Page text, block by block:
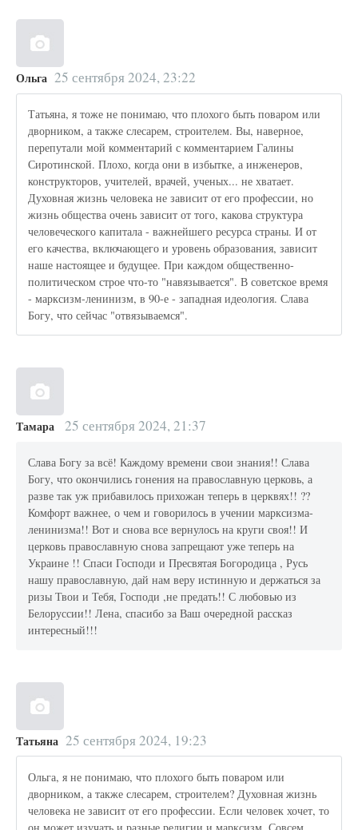
Ольга 25 сентября 2024, 23:22
Татьяна, я тоже не понимаю, что плохого быть поваром или
дворником, а также слесарем, строителем. Вы, наверное,
перепутали мой комментарий с комментарием Галины
Сиротинской. Плохо, когда они в избытке, а инженеров,
конструкторов, учителей, врачей, ученых... не хватает.
Духовная жизнь человека не зависит от его профессии, но
жизнь общества очень зависит от того, какова структура
человеческого капитала - важнейшего ресурса страны. И от
его качества, включающего и уровень образования, зависит
наше настоящее и будущее. При каждом общественно-
политическом строе что-то "навязывается". В советское время
- марксизм-ленинизм, в 90-е - западная идеология. Слава
Богу, что сейчас "отвязываемся".
Тамара 25 сентября 2024, 21:37
Слава Богу за всё! Каждому времени свои знания!! Слава
Богу, что окончились гонения на православную церковь, а
разве так уж прибавилось прихожан теперь в церквях!! ??
Комфорт важнее, о чем и говорилось в учении марксизма-
ленинизма!! Вот и снова все вернулось на круги своя!! И
церковь православную снова запрещают уже теперь на
Украине !! Спаси Господи и Пресвятая Богородица , Русь
нашу православную, дай нам веру истинную и держаться за
ризы Твои и Тебя, Господи ,не предать!! С любовью из
Белоруссии!! Лена, спасибо за Ваш очередной рассказ
интересный!!!
Татьяна 25 сентября 2024, 19:23
Ольга, я не понимаю, что плохого быть поваром или
дворником, а также слесарем, строителем? Духовная жизнь
человека не зависит от его профессии. Если человек хочет, то